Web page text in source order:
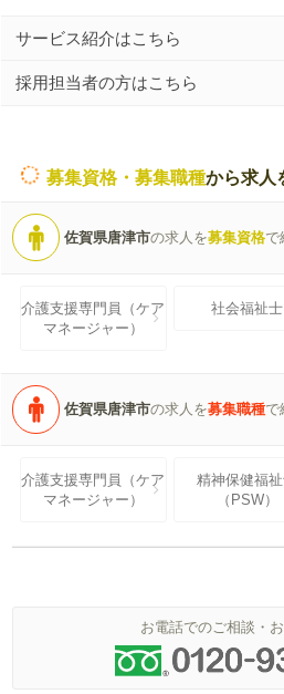
サービス紹介はこちら
採用担当者の方はこちら
募集資格・募集職種から求人
佐賀県唐津市の求人を募集資格で
介護支援専門員（ケア
マネージャー）
社会福祉士
佐賀県唐津市の求人を募集職種で
介護支援専門員（ケア
マネージャー）
精神保健福
（PSW）
お電話でのご相談・